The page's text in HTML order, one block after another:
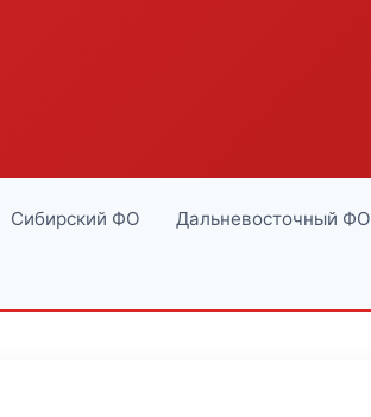
Сибирский ФО Дальневосточный ФО